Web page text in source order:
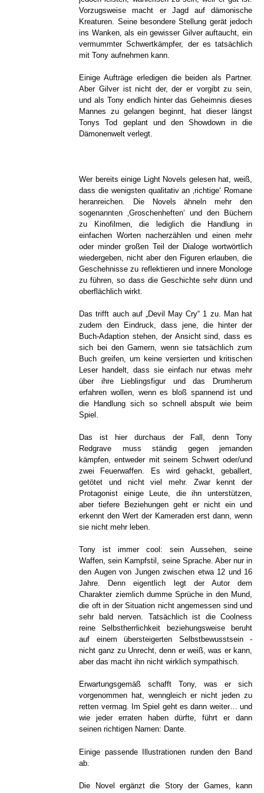
Vorzugsweise macht er Jagd auf dämonische
Kreaturen. Seine besondere Stellung gerät jedoch
ins Wanken, als ein gewisser Gilver auftaucht, ein
vermummter Schwertkämpfer, der es tatsächlich
mit Tony aufnehmen kann.
Einige Aufträge erledigen die beiden als Partner.
Aber Gilver ist nicht der, der er vorgibt zu sein,
und als Tony endlich hinter das Geheimnis dieses
Mannes zu gelangen beginnt, hat dieser längst
Tonys Tod geplant und den Showdown in die
Dämonenwelt verlegt.
Wer bereits einige Light Novels gelesen hat, weiß,
dass die wenigsten qualitativ an ‚richtige‘ Romane
heranreichen. Die Novels ähneln mehr den
sogenannten ‚Groschenheften‘ und den Büchern
zu Kinofilmen, die lediglich die Handlung in
einfachen Worten nacherzählen und einen mehr
oder minder großen Teil der Dialoge wortwörtlich
wiedergeben, nicht aber den Figuren erlauben, die
Geschehnisse zu reflektieren und innere Monologe
zu führen, so dass die Geschichte sehr dünn und
oberflächlich wirkt.
Das trifft auch auf „Devil May Cry“ 1 zu. Man hat
zudem den Eindruck, dass jene, die hinter der
Buch-Adaption stehen, der Ansicht sind, dass es
sich bei den Gamern, wenn sie tatsächlich zum
Buch greifen, um keine versierten und kritischen
Leser handelt, dass sie einfach nur etwas mehr
über ihre Lieblingsfigur und das Drumherum
erfahren wollen, wenn es bloß spannend ist und
die Handlung sich so schnell abspult wie beim
Spiel.
Das ist hier durchaus der Fall, denn Tony
Redgrave muss ständig gegen jemanden
kämpfen, entweder mit seinem Schwert oder/und
zwei Feuerwaffen. Es wird gehackt, geballert,
getötet und nicht viel mehr. Zwar kennt der
Protagonist einige Leute, die ihn unterstützen,
aber tiefere Beziehungen geht er nicht ein und
erkennt den Wert der Kameraden erst dann, wenn
sie nicht mehr leben.
Tony ist immer cool: sein Aussehen, seine
Waffen, sein Kampfstil, seine Sprache. Aber nur in
den Augen von Jungen zwischen etwa 12 und 16
Jahre. Denn eigentlich legt der Autor dem
Charakter ziemlich dumme Sprüche in den Mund,
die oft in der Situation nicht angemessen sind und
sehr bald nerven. Tatsächlich ist die Coolness
reine Selbstherrlichkeit beziehungsweise beruht
auf einem übersteigerten Selbstbewusstsein -
nicht ganz zu Unrecht, denn er weiß, was er kann,
aber das macht ihn nicht wirklich sympathisch.
Erwartungsgemäß schafft Tony, was er sich
vorgenommen hat, wenngleich er nicht jeden zu
retten vermag. Im Spiel geht es dann weiter… und
wie jeder erraten haben dürfte, führt er dann
seinen richtigen Namen: Dante.
Einige passende Illustrationen runden den Band
ab.
Die Novel ergänzt die Story der Games, kann